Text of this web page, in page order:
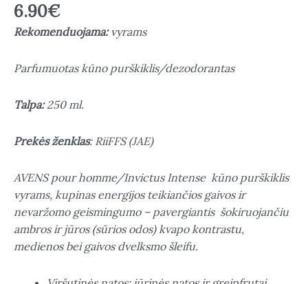
6.90€
Rekomenduojama:vyrams
Parfumuotas kūno purškiklis/dezodorantas
Talpa:250 ml.
Prekės ženklas: RiiFFS (JAE)
AVENS pour homme/Invictus Intense kūno purškiklis
vyrams, kupinas energijos teikiančios gaivos ir
nevaržomo geismingumo – pavergiantis šokiruojančiu
ambros ir jūros (sūrios odos) kvapo kontrastu,
medienos bei gaivos dvelksmo šleifu.